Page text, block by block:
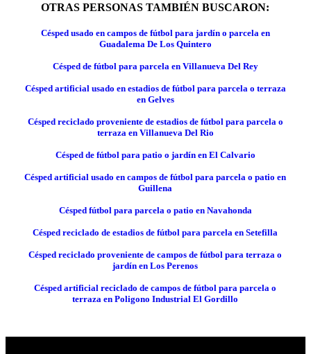
OTRAS PERSONAS TAMBIÉN BUSCARON:
Césped usado en campos de fútbol para jardín o parcela en
Guadalema De Los Quintero
Césped de fútbol para parcela en Villanueva Del Rey
Césped artificial usado en estadios de fútbol para parcela o terraza
en Gelves
Césped reciclado proveniente de estadios de fútbol para parcela o
terraza en Villanueva Del Rio
Césped de fútbol para patio o jardín en El Calvario
Césped artificial usado en campos de fútbol para parcela o patio en
Guillena
Césped fútbol para parcela o patio en Navahonda
Césped reciclado de estadios de fútbol para parcela en Setefilla
Césped reciclado proveniente de campos de fútbol para terraza o
jardín en Los Perenos
Césped artificial reciclado de campos de fútbol para parcela o
terraza en Poligono Industrial El Gordillo